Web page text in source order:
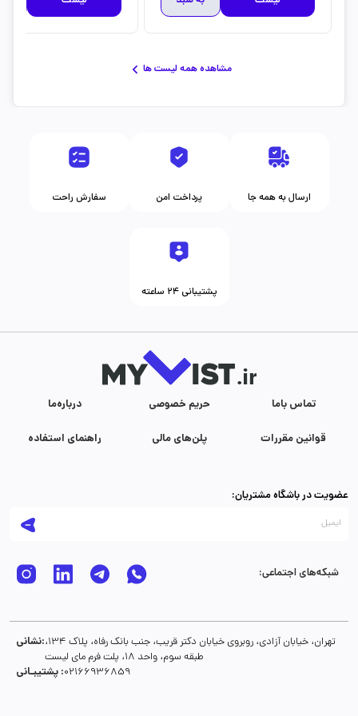
مشاهده همه لیست ها
سفارش راحت پرداخت امن ارسال به همه جا
پشتیبانی ۲۴ ساعته
درباره‌ما حریم خصوصی تماس با‌ما
راهنمای استفاده پلن‌های مالی قوانین مقررات
عضویت در باشگاه مشتریان:
شبکه‌های اجتماعی:
نشانی:تهران، خیابان آزادی، روبروی خیابان دکتر قریب، جنب بانک رفاه، پلاک 134،
طبقه سوم، واحد 18، پلت فرم مای لیست
پشتیبـانی :02166936859